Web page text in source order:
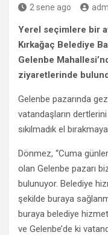
2 sene ago
Yerel seçimlere bir
Kırkağaç Belediye
Gelenbe
ziyaretlerinde
Gelenbe pazarında
vatandaşların
sıkılmadık el
Dönmez, “Cuma
olan Gelenbe pazarı
bulunuyor. Belediye
şekilde buraya
buraya belediye
ve Gelenbe’de ki